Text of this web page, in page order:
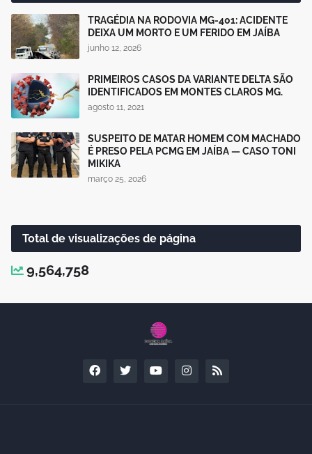
TRAGÉDIA NA RODOVIA MG-401: ACIDENTE
DEIXA UM MORTO E UM FERIDO EM JAÍBA
junho 12, 2026
PRIMEIROS CASOS DA VARIANTE DELTA SÃO
IDENTIFICADOS EM MONTES CLAROS MG.
agosto 11, 2021
SUSPEITO DE MATAR HOMEM COM MACHADO
É PRESO PELA PCMG EM JAÍBA — CASO TONI
MIKIKA
março 25, 2026
Total de visualizações de página
9,564,758